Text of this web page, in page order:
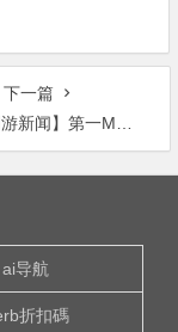
下一篇
手游进入App Store畅销榜前三 跨服战来袭《进击的部落》让我们战个痛!
ai导航
折扣碼